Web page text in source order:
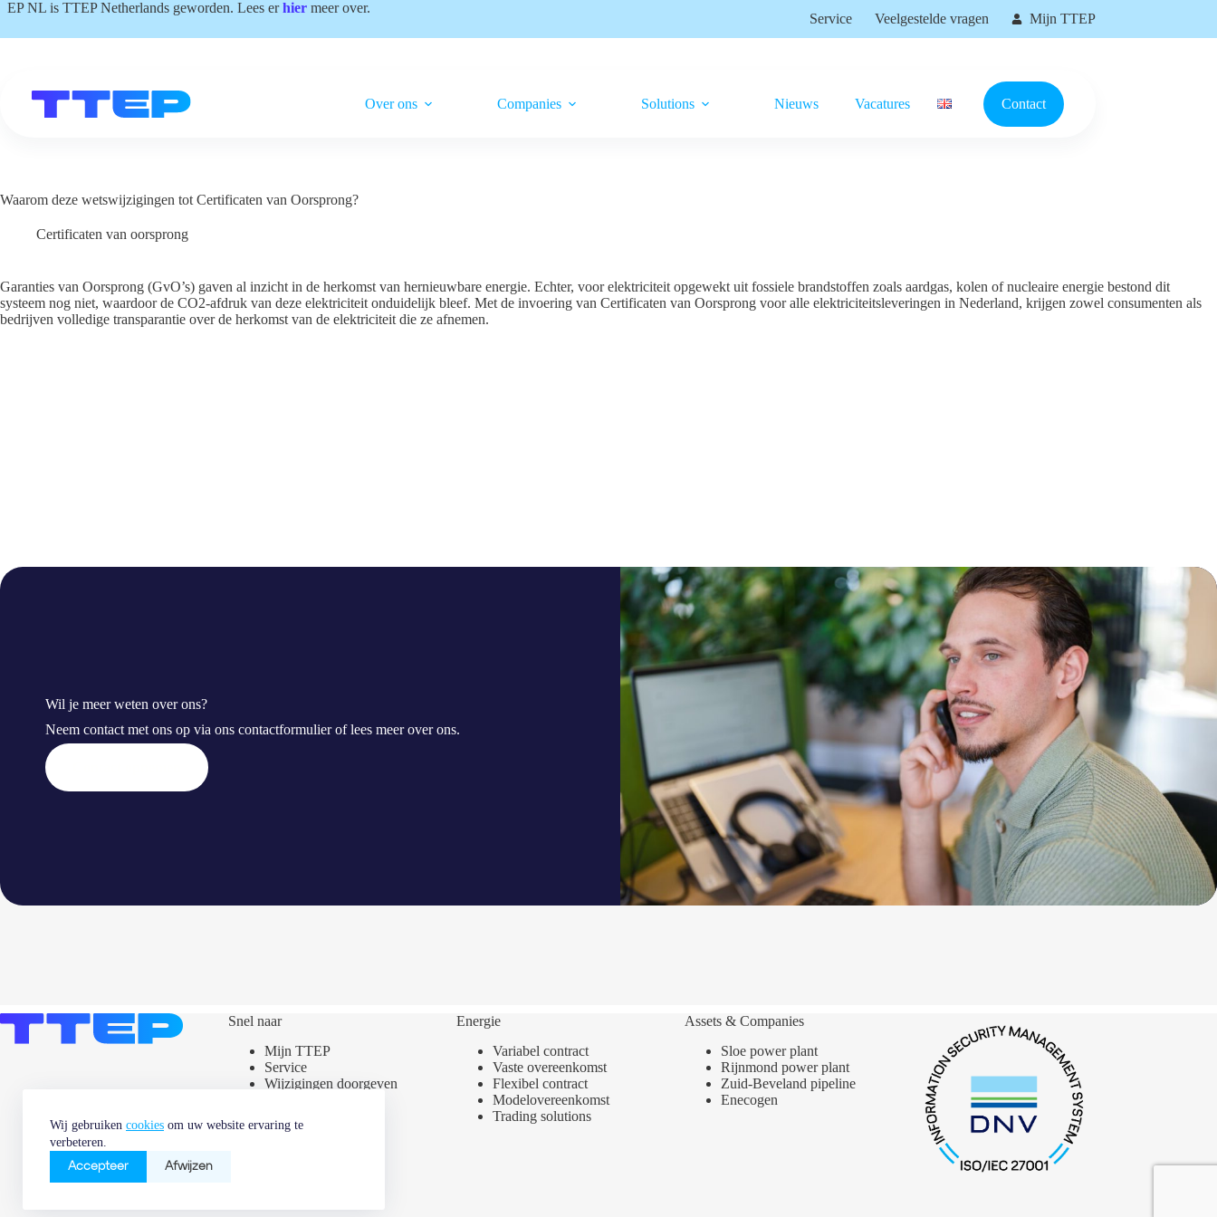
Ga
de
Wij gebruiken cookies om uw website ervaring te
verbeteren.
Accepteer Afwijzen
EP NL is TTEP Netherlands geworden. Lees erhier meer over.
Service Veelgestelde vragen Mijn TTEP
Over ons Companies Solutions Nieuws Vacatures Contact
Waarom deze wetswijzigingen tot Certificaten van Oorsprong?
Certificaten van oorsprong
Garanties van Oorsprong (GvO’s) gaven al inzicht in de herkomst van hernieuwbare energie. Echter, voor elektriciteit opgewekt uit fossiele brandstoffen zoals aardgas, kolen of nucleaire energie bestond dit
systeem nog niet, waardoor de CO2-afdruk van deze elektriciteit onduidelijk bleef. Met de invoering van Certificaten van Oorsprong voor alle elektriciteitsleveringen in Nederland, krijgen zowel consumenten als
bedrijven volledige transparantie over de herkomst van de elektriciteit die ze afnemen.
Wil je meer weten over ons?
Neem contact met ons op via ons contactformulier of lees meerover ons.
Snel naar
Mijn TTEP
Service
Wijzigingen doorgeven
Nieuws &
Energie
Variabel contract
Vaste overeenkomst
Flexibel contract
Modelovereenkomst
Trading solutions
Assets & Companies
Sloe power plant
Rijnmond power plant
Zuid-Beveland pipeline
Enecogen